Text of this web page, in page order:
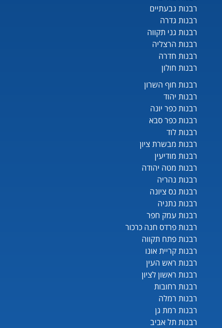
רבנות גבעתיים
רבנות גדרה
רבנות גני תקווה
רבנות הרצליה
רבנות חדרה
רבנות חולון
רבנות חוף השרון
רבנות יהוד
רבנות כפר יונה
רבנות כפר סבא
רבנות לוד
רבנות מבשרת ציון
רבנות מודיעין
רבנות מטה יהודה
רבנות נהריה
רבנות נס ציונה
רבנות נתניה
רבנות עמק חפר
רבנות פרדס חנה כרכור
רבנות פתח תקווה
רבנות קריית אונו
רבנות ראש העין
רבנות ראשון לציון
רבנות רחובות
רבנות רמלה
רבנות רמת גן
רבנות תל אביב